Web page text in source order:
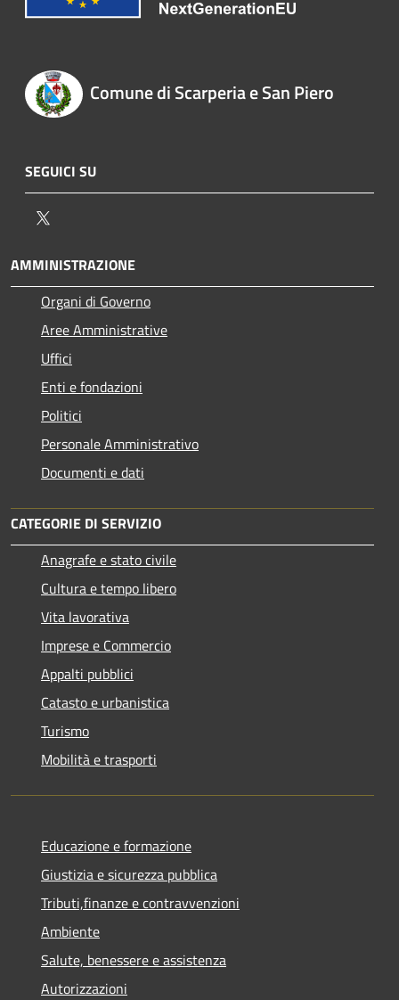
Comune di Scarperia e San Piero
SEGUICI SU
AMMINISTRAZIONE
Organi di Governo
Aree Amministrative
Uffici
Enti e fondazioni
Politici
Personale Amministrativo
Documenti e dati
CATEGORIE DI SERVIZIO
Anagrafe e stato civile
Cultura e tempo libero
Vita lavorativa
Imprese e Commercio
Appalti pubblici
Catasto e urbanistica
Turismo
Mobilità e trasporti
Educazione e formazione
Giustizia e sicurezza pubblica
Tributi,finanze e contravvenzioni
Ambiente
Salute, benessere e assistenza
Autorizzazioni